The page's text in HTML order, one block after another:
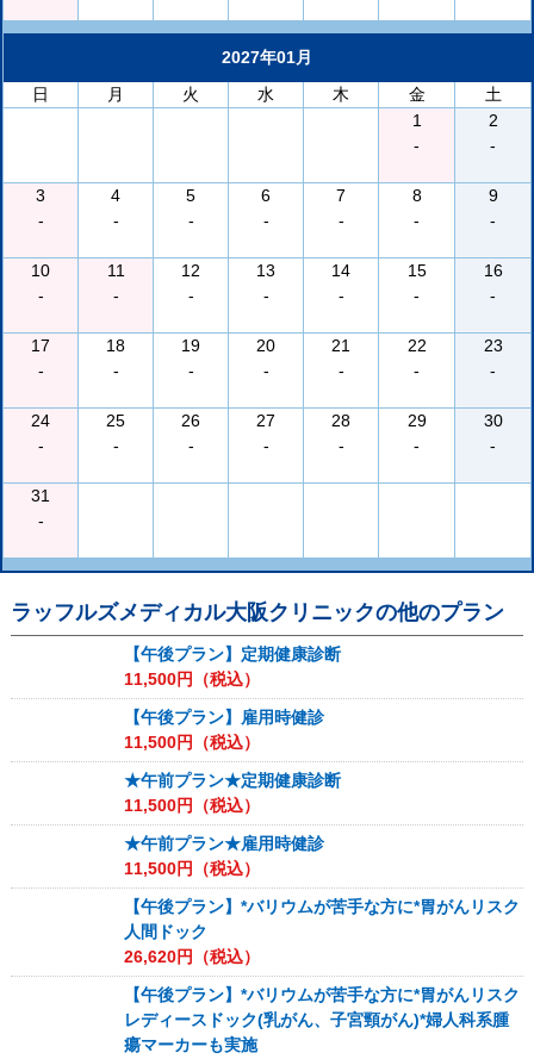
2027年01月
日
月 火 水 木 金
土
1
-
2
-
3
-
4
-
5
-
6
-
7
-
8
-
9
-
10
-
11
-
12
-
13
-
14
-
15
-
16
-
17
-
18
-
19
-
20
-
21
-
22
-
23
-
24
-
25
-
26
-
27
-
28
-
29
-
30
-
31
-
ラッフルズメディカル大阪クリニックの他のプラン
【午後プラン】定期健康診断
11,500円（税込）
【午後プラン】雇用時健診
11,500円（税込）
★午前プラン★定期健康診断
11,500円（税込）
★午前プラン★雇用時健診
11,500円（税込）
【午後プラン】*バリウムが苦手な方に*胃がんリスク
人間ドック
26,620円（税込）
【午後プラン】*バリウムが苦手な方に*胃がんリスク
レディースドック(乳がん、子宮頸がん)*婦人科系腫
瘍マーカーも実施